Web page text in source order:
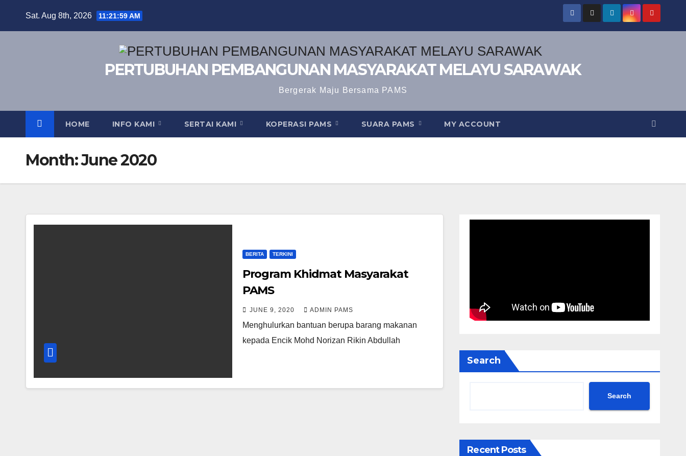
Sat. Aug 8th, 2026 11:22:00 AM
PERTUBUHAN PEMBANGUNAN MASYARAKAT MELAYU SARAWAK
Bergerak Maju Bersama PAMS
HOME INFO KAMI SERTAI KAMI KOPERASI PAMS SUARA PAMS MY ACCOUNT
Month:June 2020
BERITA TERKINI
Program Khidmat Masyarakat
PAMS
JUNE 9, 2020 ADMIN PAMS
Menghulurkan bantuan berupa barang makanan
kepada Encik Mohd Norizan Rikin Abdullah
Search
Search
Recent Posts